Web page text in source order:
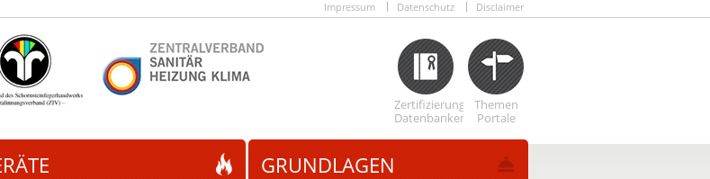
Impressum Datenschutz Disclaimer
Zertifizierungs
Datenbanken
Themen
Portale
GRUNDLAGEN